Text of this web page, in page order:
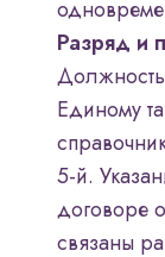
Разряд и
Единому
5-й.
договоре
связаны